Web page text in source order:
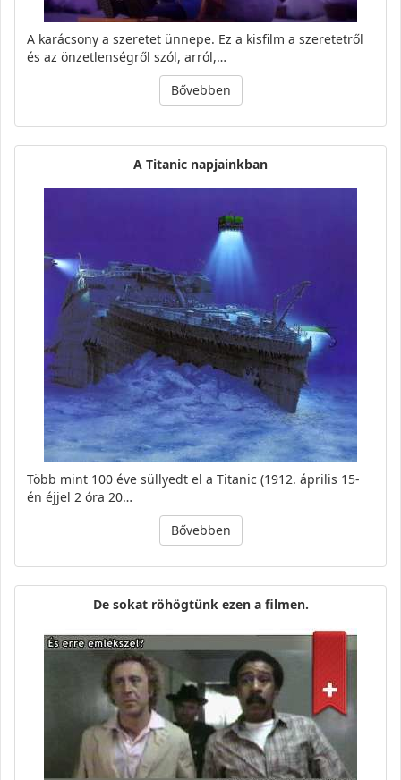
A karácsony a szeretet ünnepe. Ez a kisfilm a szeretetről
és az önzetlenségről szól, arról,…
Bővebben
A Titanic napjainkban
Több mint 100 éve süllyedt el a Titanic (1912. április 15-
én éjjel 2 óra 20…
Bővebben
De sokat röhögtünk ezen a filmen.